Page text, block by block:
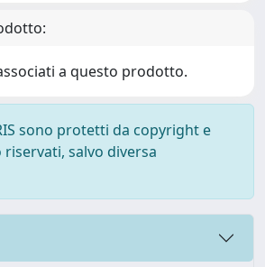
a questo prodotto.
sono protetti da copyright e
salvo diversa